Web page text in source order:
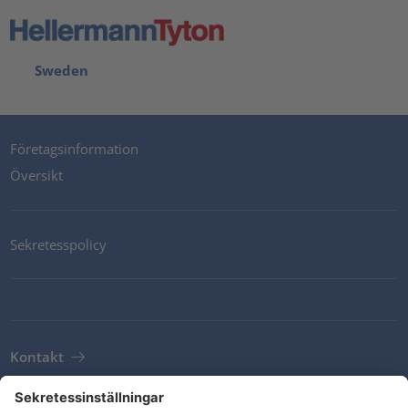
Sweden
Företagsinformation
Översikt
Sekretesspolicy
Kontakt